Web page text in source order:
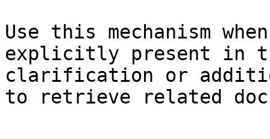
Use this mechanism
explicitly present in
clarification or